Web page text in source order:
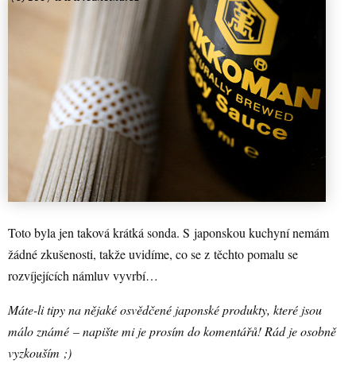
Toto byla jen taková krátká sonda. S japonskou kuchyní nemám
žádné zkušenosti, takže uvidíme, co se z těchto pomalu se
rozvíjejících námluv vyvrbí…
Máte-li tipy na nějaké osvědčené japonské produkty, které jsou
málo známé – napište mi je prosím do komentářů! Rád je osobně
vyzkouším ;)